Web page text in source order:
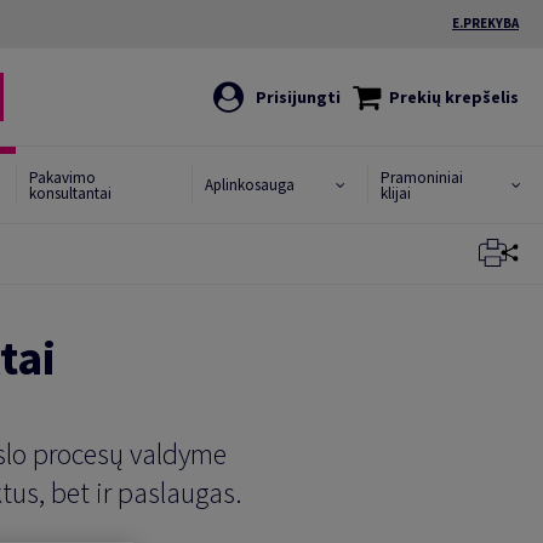
E.PREKYBA
Prisijungti Prekių krepšelis
Pakavimo
konsultantai Aplinkosauga Pramoniniai
klijai
procesų valdyme
bet ir paslaugas.